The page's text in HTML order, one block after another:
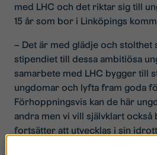
med LHC och det riktar sig till
15 år som bor i Linköpings
– Det är med glädje och stolthet
stipendiet till dessa ambitiösa
samarbete med LHC bygger till
ungdomar och lyfta fram goda
Förhoppningsvis kan de här
andra men vi vill självklart också
fortsätter att utvecklas i sin